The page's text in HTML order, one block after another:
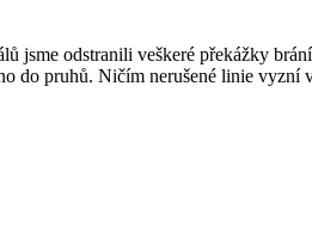
jsme odstranili veškeré překážky
do pruhů. Ničím nerušené linie vyzní